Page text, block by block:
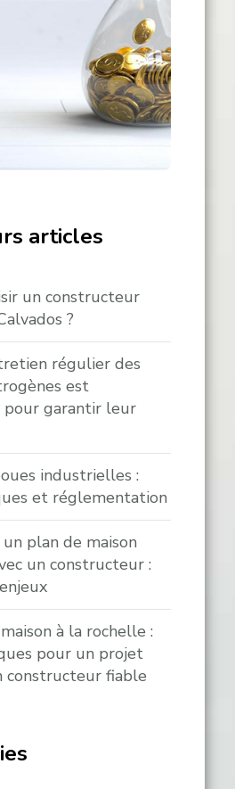
articles
un constructeur
?
régulier des
est
pour garantir leur
industrielles :
et réglementation
plan de maison
un constructeur :
à la rochelle :
pour un projet
constructeur fiable